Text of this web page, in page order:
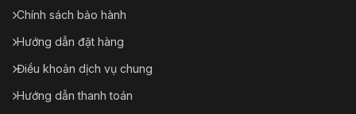
Bảo vệ chống xâm nhập: IP67 (IEC 60529-2013),
Chính sách bảo hành
Hướng dẫn đặt hàng
Điều khoản dịch vụ chung
Hướng dẫn thanh toán